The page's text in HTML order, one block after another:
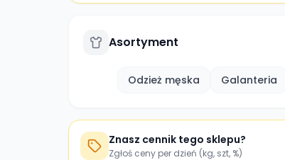
Asortyment
Odzież męska Galanteria
Znasz cennik tego sklepu?
Zgłoś ceny per dzień (kg, szt, %)